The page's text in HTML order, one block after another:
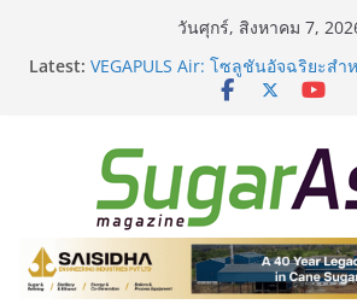
วันศุกร์, สิงหาคม 7,
Latest: VEGAPULS Air: โซลูชันอัจฉริยะสำ
ถังเก็บในอุตสาหกรรมน้ำตาล
GC เปิดโรงงาน NatureWorks แห่ง
วงจร ดันไทยสู่ศูนย์กลางไบโอพลาส
อุตสาหกรรมเอทานอลไทยพร้อมรับ
กำลังผลิตรวม 7.2 ล้านลิตร/วัน
เครื่องแยกสีความแม่นยำสูง ยกระ
ประสิทธิภาพการผลิต